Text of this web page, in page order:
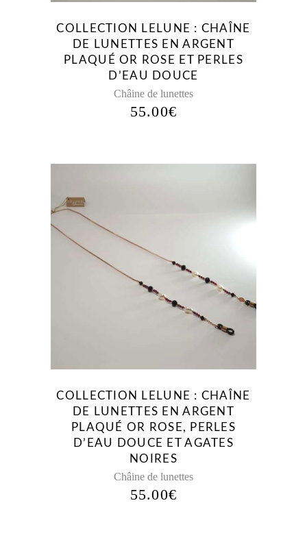
COLLECTION LELUNE : CHAÎNE
DE LUNETTES EN ARGENT
PLAQUÉ OR ROSE ET PERLES
D’EAU DOUCE
Châine de lunettes
55.00€
COLLECTION LELUNE : CHAÎNE
DE LUNETTES EN ARGENT
PLAQUÉ OR ROSE, PERLES
D’EAU DOUCE ET AGATES
NOIRES
Châine de lunettes
55.00€